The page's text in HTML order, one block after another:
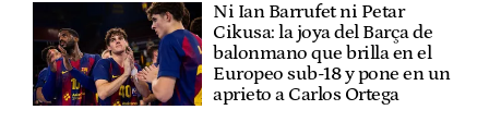
Ni Ian Barrufet ni Petar
Cikusa: la joya del Barça de
balonmano que brilla en el
Europeo sub-18 y pone en un
aprieto a Carlos Ortega